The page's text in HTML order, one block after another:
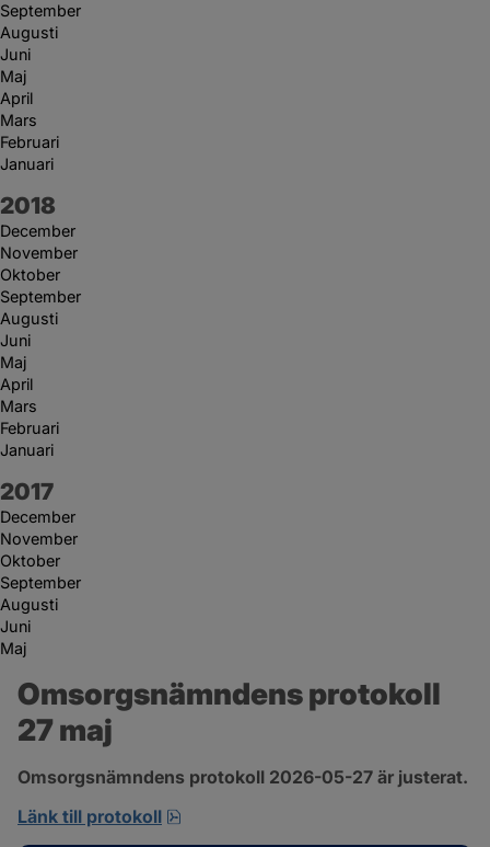
September
Augusti
Juni
Maj
April
Mars
Februari
Januari
År:
2018
December
November
Oktober
September
Augusti
Juni
Maj
April
Mars
Februari
Januari
År:
2017
December
November
Oktober
September
Augusti
Juni
Maj
Omsorgsnämndens protokoll
27 maj
Omsorgsnämndens protokoll 2026-05-27 är justerat.
Länk till protokoll